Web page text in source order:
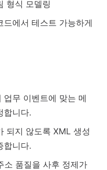
형식 모델링
에서 테스트 가능하게
무 이벤트에 맞는 메
합니다.
되지 않도록 XML 생성
합니다.
소 품질을 사후 정제가